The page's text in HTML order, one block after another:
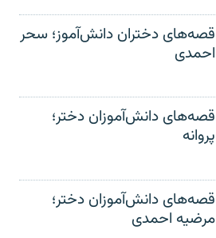
قصه‌های دختران دانش‌آموز؛ سحر
احمدی
قصه‌های دانش‌آموزان دختر؛
پروانه
قصه‌های دانش‌آموزان دختر؛
مرضیه احمدی